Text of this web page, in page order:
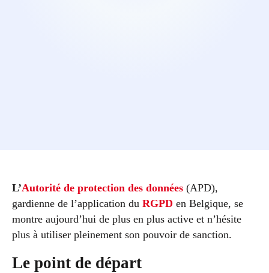
L’Autorité de protection des données (APD),
gardienne de l’application du RGPD en Belgique, se
montre aujourd’hui de plus en plus active et n’hésite
plus à utiliser pleinement son pouvoir de sanction.
Le point de départ